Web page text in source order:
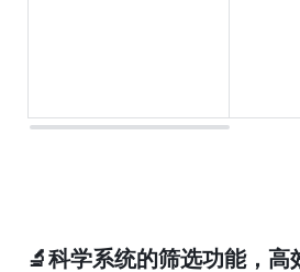
🔬科学系统的筛选功能，高